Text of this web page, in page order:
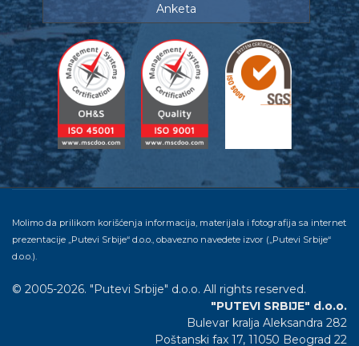
Anketa
Molimo da prilikom korišćenja informacija, materijala i fotografija sa internet
prezentacije „Putevi Srbije“ d.o.o., obavezno navedete izvor („Putevi Srbije“
d.o.o.).
© 2005-2026. "Putevi Srbije" d.o.o. All rights reserved.
"PUTEVI SRBIJE" d.o.o.
Bulevar kralja Aleksandra 282
Poštanski fax 17, 11050 Beograd 22